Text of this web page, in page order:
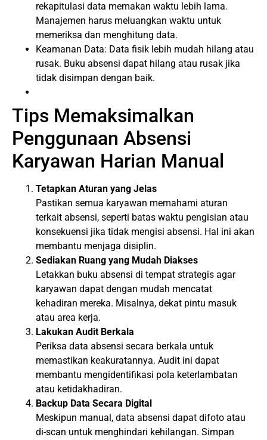
rekapitulasi data memakan waktu lebih lama.
Manajemen harus meluangkan waktu untuk
memeriksa dan menghitung data.
Keamanan Data: Data fisik lebih mudah hilang atau
rusak. Buku absensi dapat hilang atau rusak jika
tidak disimpan dengan baik.
Tips Memaksimalkan
Penggunaan Absensi
Karyawan Harian Manual
Tetapkan Aturan yang Jelas
Pastikan semua karyawan memahami aturan
terkait absensi, seperti batas waktu pengisian atau
konsekuensi jika tidak mengisi absensi. Hal ini akan
membantu menjaga disiplin.
Sediakan Ruang yang Mudah Diakses
Letakkan buku absensi di tempat strategis agar
karyawan dapat dengan mudah mencatat
kehadiran mereka. Misalnya, dekat pintu masuk
atau area kerja.
Lakukan Audit Berkala
Periksa data absensi secara berkala untuk
memastikan keakuratannya. Audit ini dapat
membantu mengidentifikasi pola keterlambatan
atau ketidakhadiran.
Backup Data Secara Digital
Meskipun manual, data absensi dapat difoto atau
di-scan untuk menghindari kehilangan. Simpan